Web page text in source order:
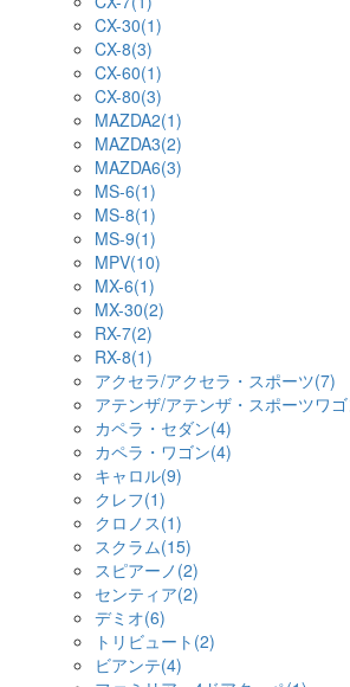
CX-30(1)
CX-8(3)
CX-60(1)
CX-80(3)
MAZDA2(1)
MAZDA3(2)
MAZDA6(3)
MS-6(1)
MS-8(1)
MS-9(1)
MPV(10)
MX-6(1)
MX-30(2)
RX-7(2)
RX-8(1)
アクセラ/アクセラ・スポーツ(7)
アテンザ/アテンザ・スポーツワ
カペラ・セダン(4)
カペラ・ワゴン(4)
キャロル(9)
クレフ(1)
クロノス(1)
スクラム(15)
スピアーノ(2)
センティア(2)
デミオ(6)
トリビュート(2)
ビアンテ(4)